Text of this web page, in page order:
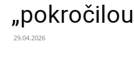
29.04.2026